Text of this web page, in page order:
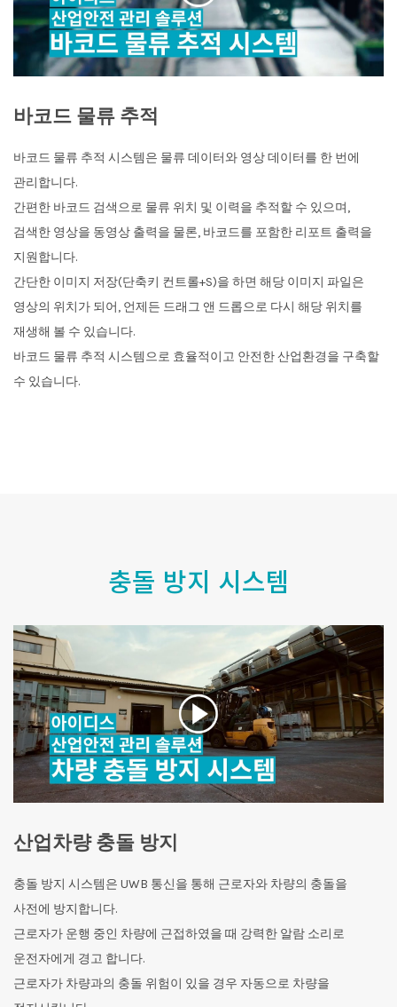
바코드 물류 추적
바코드 물류 추적 시스템은 물류 데이터와 영상 데이터를 한 번에
관리합니다.
간편한 바코드 검색으로 물류 위치 및 이력을 추적할 수 있으며,
검색한 영상을 동영상 출력을 물론, 바코드를 포함한 리포트 출력을
지원합니다.
간단한 이미지 저장(단축키 컨트롤+S)을 하면 해당 이미지 파일은
영상의 위치가 되어, 언제든 드래그 앤 드롭으로 다시 해당 위치를
재생해 볼 수 있습니다.
바코드 물류 추적 시스템으로 효율적이고 안전한 산업환경을 구축할
수 있습니다.
충돌 방지 시스템
산업차량 충돌 방지
충돌 방지 시스템은 UWB 통신을 통해 근로자와 차량의 충돌을
사전에 방지합니다.
근로자가 운행 중인 차량에 근접하였을 때 강력한 알람 소리로
운전자에게 경고 합니다.
근로자가 차량과의 충돌 위험이 있을 경우 자동으로 차량을